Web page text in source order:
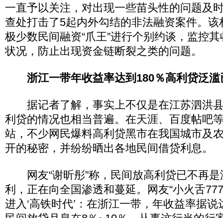
一直予以关注，对出现一些苗头性的问题及
查处打击了5起内外勾结的非法融资案件。
极少数民间融资“爪王”进行个别约谈，监控
状况，防止出现资金链断裂之类的问题。
浙江一带年收益率达到180％高利贷泛
据记者了解，事实上不仅是在江苏泗洪
利贷的情况也相当普遍。在天涯、百度帖吧
站，不少网民爆料高利贷黑市在我国城市及
开的秘密，并纷纷晒出各地民间借贷利息。
网友“谢昕彤”称，民间放高利贷已不再是
利，正在向全国渗透和蔓延。网友“小火舌
进入‘高铁时代’：在浙江一带，年收益率据